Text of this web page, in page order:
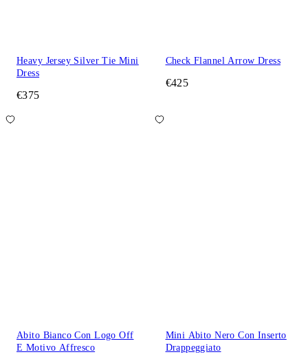
Heavy Jersey Silver Tie Mini
Dress
€375
Check Flannel Arrow Dress
€425
Abito Bianco Con Logo Off
E Motivo Affresco
Mini Abito Nero Con Inserto
Drappeggiato